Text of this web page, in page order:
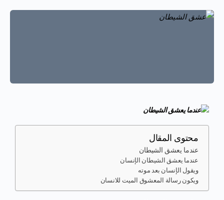
محتوى المقال
عندما يعشق الشيطان
عندما يعشق الشيطان الإنسان
ويقول الإنسان بعد موته
ويكون رسالة المعشوق الميت للانسان